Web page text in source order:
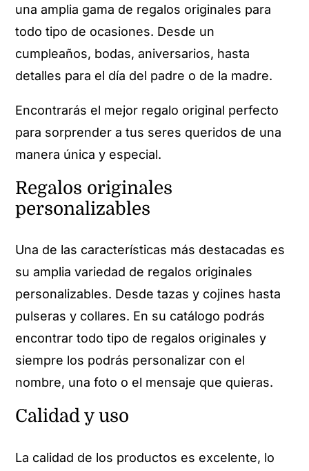
una amplia gama de regalos originales para
todo tipo de ocasiones. Desde un
cumpleaños, bodas, aniversarios, hasta
detalles para el día del padre o de la madre.
Encontrarás el mejor regalo original perfecto
para sorprender a tus seres queridos de una
manera única y especial.
Regalos originales
personalizables
Una de las características más destacadas es
su amplia variedad de regalos originales
personalizables. Desde tazas y cojines hasta
pulseras y collares. En su catálogo podrás
encontrar todo tipo de regalos originales y
siempre los podrás personalizar con el
nombre, una foto o el mensaje que quieras.
Calidad y uso
La calidad de los productos es excelente, lo